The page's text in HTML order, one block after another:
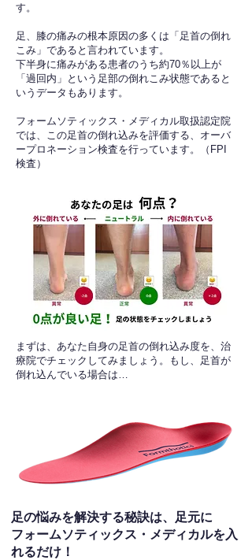
す。
足、膝の痛みの根本原因の多くは「足首の倒れ
こみ」であると言われています。
下半身に痛みがある患者のうち約70％以上が
「過回内」という足部の倒れこみ状態であると
いうデータもあります。
フォームソティックス・メディカル取扱認定院
では、この足首の倒れ込みを評価する、オーバ
ープロネーション検査を行っています。（FPI
検査）​
​まずは、あなた自身の足首の倒れ込み度を、治
療院でチェックしてみましょう。もし、足首が
倒れ込んでいる場合は…
足の悩みを解決する秘訣は、足元に
フォームソティックス・メディカルを入
れるだけ！